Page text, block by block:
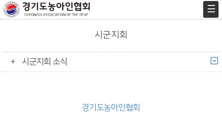
시군지회
시군지회 소식
경기도농아인협회